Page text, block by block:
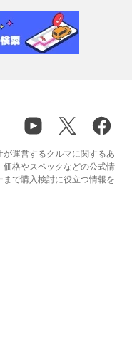
運営するクルマに関するあ
価格やスペックなどの公式情
で購入検討に役立つ情報を